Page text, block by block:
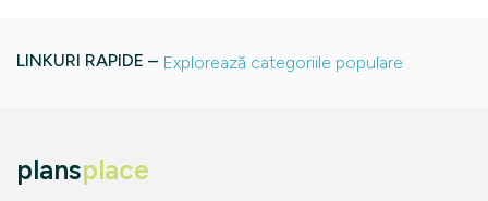
LINKURI RAPIDE – Explorează categoriile populare
plansplace